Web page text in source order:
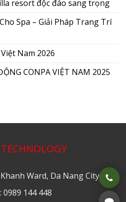
resort độc đáo sang trọng
Spa – Giải Pháp Trang Trí
Nam 2026
CONPA VIỆT NAM 2025
Ward, Da Nang City
0989 144 448